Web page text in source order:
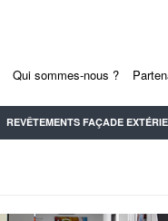
Qui sommes-nous ?
REVÊTEMENTS FAÇADE